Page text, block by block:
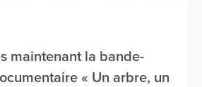
maintenant la bande-
« Un arbre, un